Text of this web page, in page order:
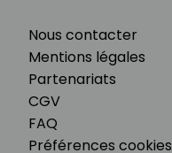
Nous contacter
Mentions légales
Partenariats
CGV
FAQ
Préférences cookies